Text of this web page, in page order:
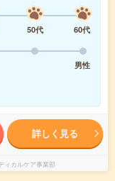
50代
60代
男性
詳しく見る
ィカルケア事業部